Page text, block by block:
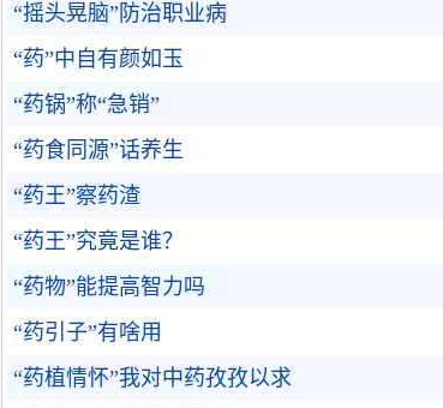
“摇头晃脑”防治职业病
“药”中自有颜如玉
“药锅”称“急销”
“药食同源”话养生
“药王”察药渣
“药王”究竟是谁？
“药物”能提高智力吗
“药引子”有啥用
“药植情怀”我对中药孜孜以求